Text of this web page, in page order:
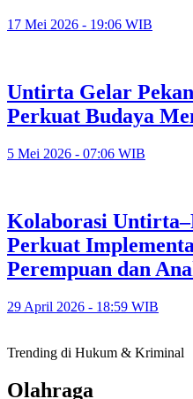
17 Mei 2026 - 19:06 WIB
Untirta Gelar
Perkuat Budaya
5 Mei 2026 - 07:06 WIB
Kolaborasi
Perkuat
Perempuan dan
29 April 2026 - 18:59 WIB
Trending di Hukum & Kriminal
Olahraga